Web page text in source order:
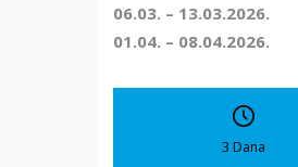
06.03. – 13.03.2026.
01.04. – 08.04.2026.
3 Dana